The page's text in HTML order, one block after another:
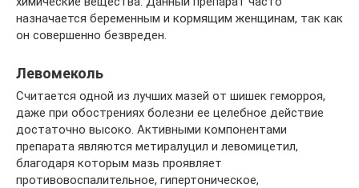
назначается беременным и кормящим женщинам, так как
он совершенно безвреден.
Левомеколь
Считается одной из лучших мазей от шишек геморроя,
даже при обострениях болезни ее целебное действие
достаточно высоко. Активными компонентами
препарата являются метиралуцил и левомицетил,
благодаря которым мазь проявляет
противовоспалительное, гипертоническое,